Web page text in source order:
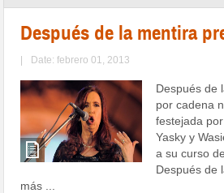
Después de la mentira
| Date: febrero 01, 2013
Después de
por cadena
festejada
Yasky y
a su curso
Después de
más ...